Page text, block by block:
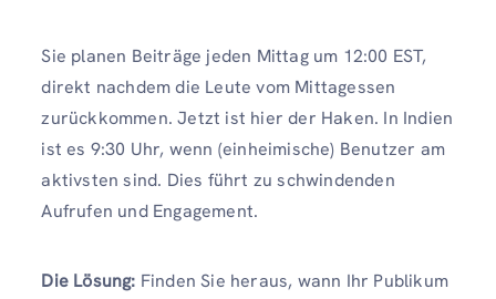
Sie planen Beiträge jeden Mittag um 12:00 EST,
direkt nachdem die Leute vom Mittagessen
zurückkommen. Jetzt ist hier der Haken. In Indien
ist es 9:30 Uhr, wenn (einheimische) Benutzer am
aktivsten sind. Dies führt zu schwindenden
Aufrufen und Engagement.
Die Lösung: Finden Sie heraus, wann Ihr Publikum